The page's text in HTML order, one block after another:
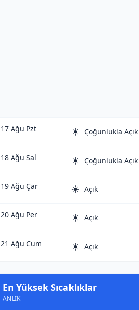
17 Ağu Pzt ☀️ Çoğunlukla Açık
18 Ağu Sal ☀️ Çoğunlukla Açık
19 Ağu Çar ☀️ Açık
20 Ağu Per ☀️ Açık
21 Ağu Cum ☀️ Açık
En Yüksek Sıcaklıklar
ANLIK